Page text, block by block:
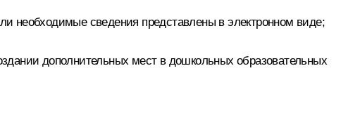
необходимые сведения представлены в электронном виде;
дополнительных мест в дошкольных образовательных